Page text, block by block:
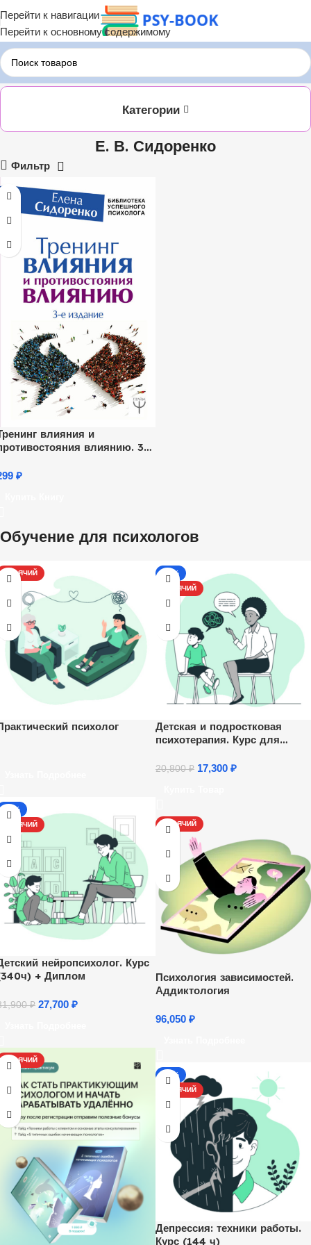
Перейти к навигации
Перейти к основному содержимому
Главная ЛИТРЕС Е. В. Сидоренко
Категории
Е. В. Сидоренко
Фильтр
влияния и
влиянию. 3-е
₽
Обучение для психологов
ГОРЯЧИЙ
психолог
-17%
ГОРЯЧИЙ
Детская и подростковая
психотерапия. Курс для
20,800₽ 17,300 ₽
-13%
ГОРЯЧИЙ
нейропсихолог. Курс
+ Диплом
₽ 27,700 ₽
ГОРЯЧИЙ
Психология зависимостей.
Аддиктология
96,050 ₽
ГОРЯЧИЙ
-17%
ГОРЯЧИЙ
Депрессия: техники работы.
Курс (144 ч)